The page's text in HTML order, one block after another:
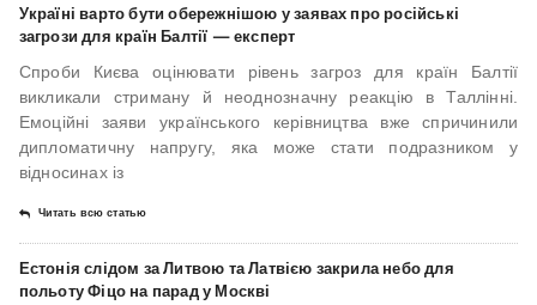
Україні варто бути обережнішою у заявах про російські
загрози для країн Балтії — експерт
Спроби Києва оцінювати рівень загроз для країн Балтії
викликали стриману й неоднозначну реакцію в Таллінні.
Емоційні заяви українського керівництва вже спричинили
дипломатичну напругу, яка може стати подразником у
відносинах із
Читать всю статью
Естонія слідом за Литвою та Латвією закрила небо для
польоту Фіцо на парад у Москві